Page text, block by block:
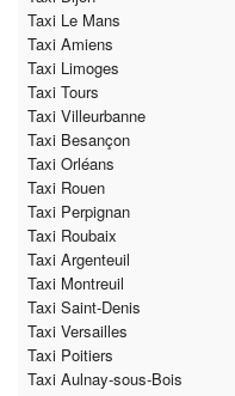
Taxi Le Mans
Taxi Amiens
Taxi Limoges
Taxi Tours
Taxi Villeurbanne
Taxi Besançon
Taxi Orléans
Taxi Rouen
Taxi Perpignan
Taxi Roubaix
Taxi Argenteuil
Taxi Montreuil
Taxi Saint-Denis
Taxi Versailles
Taxi Poitiers
Taxi Aulnay-sous-Bois